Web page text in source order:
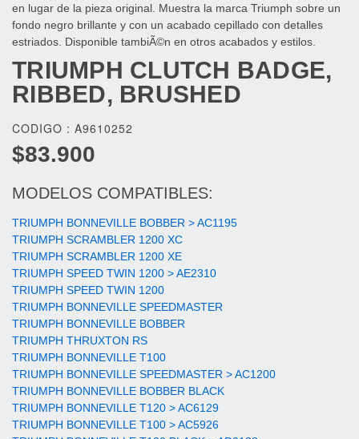
en lugar de la pieza original. Muestra la marca Triumph sobre un
fondo negro brillante y con un acabado cepillado con detalles
estriados. Disponible tambiÃ©n en otros acabados y estilos.
TRIUMPH CLUTCH BADGE,
RIBBED, BRUSHED
CODIGO : A9610252
$83.900
MODELOS COMPATIBLES:
TRIUMPH BONNEVILLE BOBBER > AC1195
TRIUMPH SCRAMBLER 1200 XC
TRIUMPH SCRAMBLER 1200 XE
TRIUMPH SPEED TWIN 1200 > AE2310
TRIUMPH SPEED TWIN 1200
TRIUMPH BONNEVILLE SPEEDMASTER
TRIUMPH BONNEVILLE BOBBER
TRIUMPH THRUXTON RS
TRIUMPH BONNEVILLE T100
TRIUMPH BONNEVILLE SPEEDMASTER > AC1200
TRIUMPH BONNEVILLE BOBBER BLACK
TRIUMPH BONNEVILLE T120 > AC6129
TRIUMPH BONNEVILLE T100 > AC5926